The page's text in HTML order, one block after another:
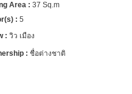
37 Sq.m
5
วิว เมือง
ชื่อต่างชาติ